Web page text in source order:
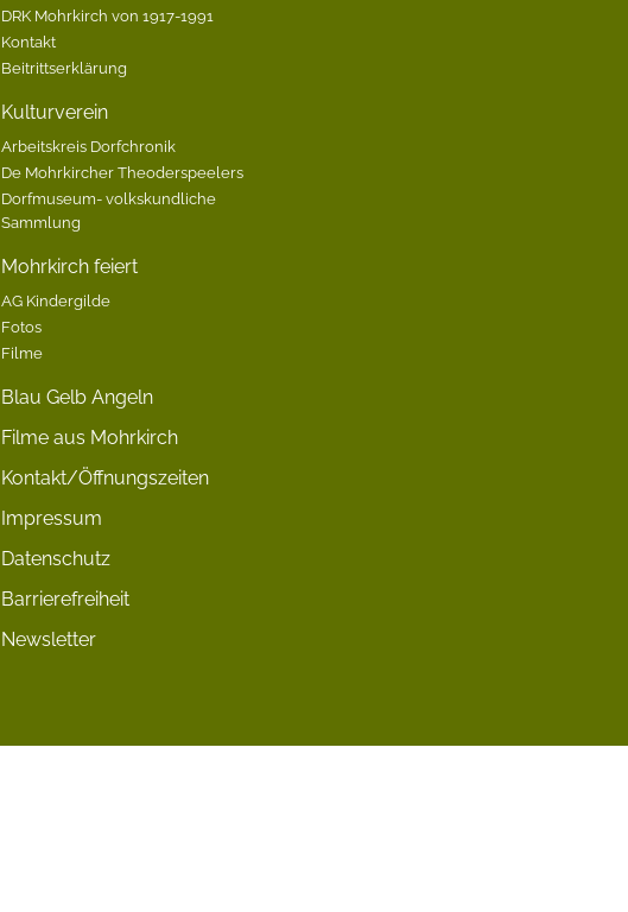
DRK Mohrkirch von 1917-1991
Kontakt
Beitrittserklärung
Kulturverein
Arbeitskreis Dorfchronik
De Mohrkircher Theoderspeelers
Dorfmuseum- volkskundliche
Sammlung
Mohrkirch feiert
AG Kindergilde
Fotos
Filme
Blau Gelb Angeln
Filme aus Mohrkirch
Kontakt/Öffnungszeiten
Impressum
Datenschutz
Barrierefreiheit
Newsletter